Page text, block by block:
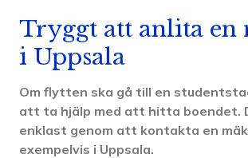
Tryggt att anlita en
i Uppsala
Om flytten ska gå till en
att ta hjälp med att hitta boendet.
enklast genom att kontakta en
exempelvis i Uppsala.